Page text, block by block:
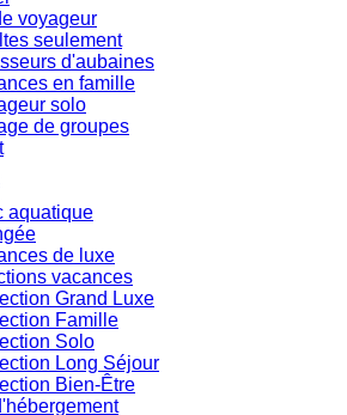
voyageur
seulement
d'aubaines
en famille
solo
de groupes
aquatique
de luxe
vacances
Grand Luxe
Famille
Solo
Long Séjour
Bien-Être